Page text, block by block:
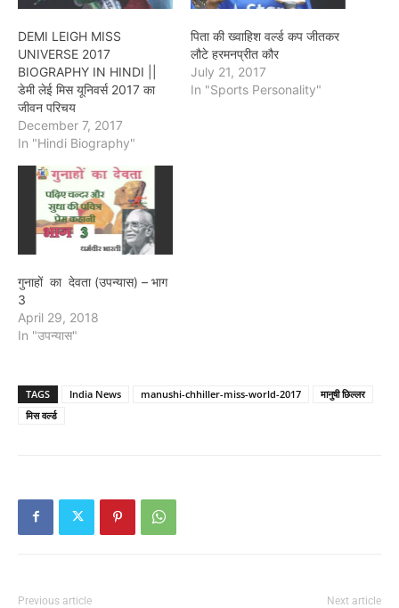
DEMI LEIGH MISS
UNIVERSE 2017
BIOGRAPHY IN HINDI ||
डेमी लेई मिस यूनिवर्स 2017 का
जीवन परिचय
December 7, 2017
In "Hindi Biography"
पिता की ख्वाहिश वर्ल्ड कप जीतकर
लौटे हरमनप्रीत कौर
July 21, 2017
In "Sports Personality"
गुनाहों का देवता (उपन्यास) – भाग
3
April 29, 2018
In "उपन्यास"
TAGS India News manushi-chhiller-miss-world-2017
मानुषी छिल्लर
मिस वर्ल्ड
Previous article Next article